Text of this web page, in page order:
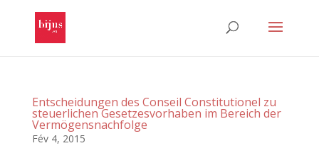
Entscheidungen des Conseil Constitutionel zu
steuerlichen Gesetzesvorhaben im Bereich der
Vermögensnachfolge
Fév 4, 2015